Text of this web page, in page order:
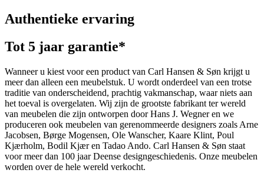
Authentieke ervaring
Tot 5 jaar garantie*
Wanneer u kiest voor een product van Carl Hansen & Søn krijgt u
meer dan alleen een meubelstuk. U wordt onderdeel van een trotse
traditie van onderscheidend, prachtig vakmanschap, waar niets aan
het toeval is overgelaten. Wij zijn de grootste fabrikant ter wereld
van meubelen die zijn ontworpen door Hans J. Wegner en we
produceren ook meubelen van gerenommeerde designers zoals Arne
Jacobsen, Børge Mogensen, Ole Wanscher, Kaare Klint, Poul
Kjærholm, Bodil Kjær en Tadao Ando. Carl Hansen & Søn staat
voor meer dan 100 jaar Deense designgeschiedenis. Onze meubelen
worden over de hele wereld verkocht.